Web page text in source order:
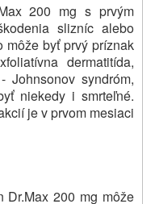
200 mg s prvým
slizníc alebo
môže byť prvý príznak
dermatitída,
Johnsonov syndróm,
niekedy i smrteľné.
je v prvom mesiaci
Dr.Max 200 mg môže